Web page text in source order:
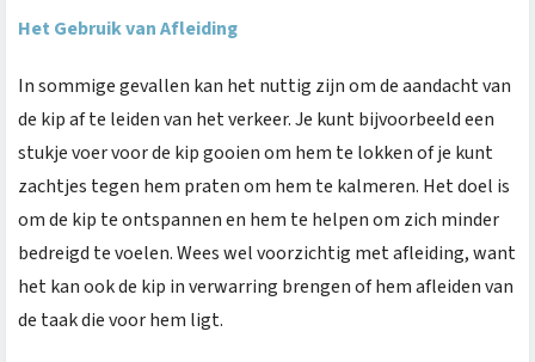
Het Gebruik van Afleiding
In sommige gevallen kan het nuttig zijn om de aandacht van
de kip af te leiden van het verkeer. Je kunt bijvoorbeeld een
stukje voer voor de kip gooien om hem te lokken of je kunt
zachtjes tegen hem praten om hem te kalmeren. Het doel is
om de kip te ontspannen en hem te helpen om zich minder
bedreigd te voelen. Wees wel voorzichtig met afleiding, want
het kan ook de kip in verwarring brengen of hem afleiden van
de taak die voor hem ligt.